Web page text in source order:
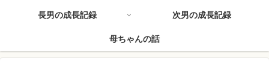
長男の成長記録 次男の成長記録
母ちゃんの話